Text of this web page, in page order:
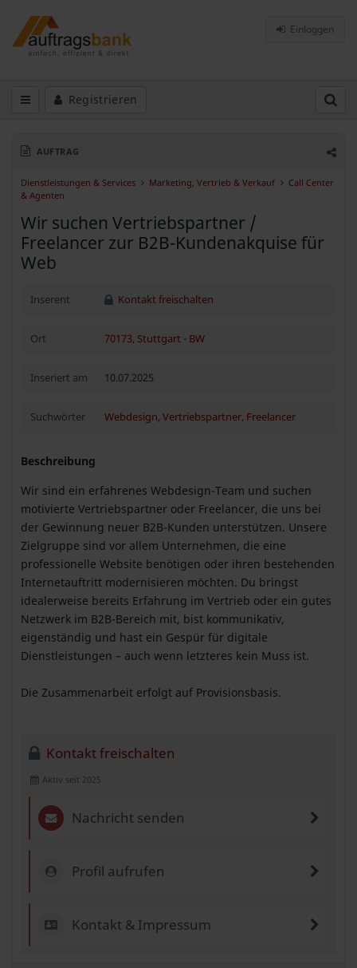
Einloggen
Registrieren
AUFTRAG
Dienstleistungen & Services Marketing, Vertrieb & Verkauf
Call Center
& Agenten
Wir suchen Vertriebspartner /
Freelancer zur B2B-Kundenakquise für
Web
Inserent Kontakt freischalten
Ort 70173, Stuttgart - BW
Inseriert am 10.07.2025
Suchwörter Webdesign, Vertriebspartner, Freelancer
Beschreibung
Wir sind ein erfahrenes Webdesign-Team und suchen
motivierte Vertriebspartner oder Freelancer, die uns bei
der Gewinnung neuer B2B-Kunden unterstützen. Unsere
Zielgruppe sind vor allem Unternehmen, die eine
professionelle Website benötigen oder ihren bestehenden
Internetauftritt modernisieren möchten. Du bringst
idealerweise bereits Erfahrung im Vertrieb oder ein gutes
Netzwerk im B2B-Bereich mit, bist kommunikativ,
eigenständig und hast ein Gespür für digitale
Dienstleistungen – auch wenn letzteres kein Muss ist.
Die Zusammenarbeit erfolgt auf Provisionsbasis.
Kontakt freischalten
Aktiv seit 2025
Nachricht senden
Profil aufrufen
Kontakt & Impressum